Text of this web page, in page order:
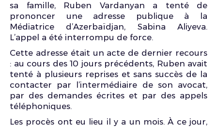
sa famille, Ruben Vardanyan a tenté de
prononcer une adresse publique à la
Médiatrice d’Azerbaïdjan, Sabina Aliyeva.
L’appel a été interrompu de force.
Cette adresse était un acte de dernier recours
: au cours des 10 jours précédents, Ruben avait
tenté à plusieurs reprises et sans succès de la
contacter par l’intermédiaire de son avocat,
par des demandes écrites et par des appels
téléphoniques.
Les procès ont eu lieu il y a un mois. À ce jour,